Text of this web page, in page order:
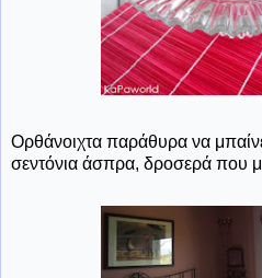
Ορθάνοιχτα παράθυρα να
σεντόνια άσπρα, δροσερά που